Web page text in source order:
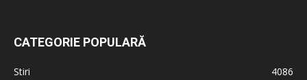
CATEGORIE POPULARĂ
Stiri
4086